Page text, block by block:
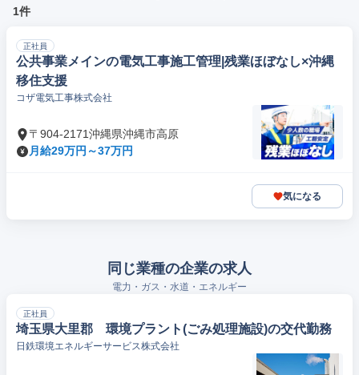
1件
正社員
公共事業メインの電気工事施工管理|残業ほぼなし×沖縄
移住支援
コザ電気工事株式会社
〒904-2171沖縄県沖縄市高原
月給29万円～37万円
気になる
同じ業種の企業の求人
電力・ガス・水道・エネルギー
正社員
埼玉県大里郡 環境プラント(ごみ処理施設)の交代勤務
日鉄環境エネルギーサービス株式会社